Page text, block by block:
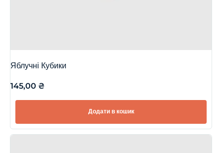
Яблучні Кубики
145,00 ₴
Додати в кошик